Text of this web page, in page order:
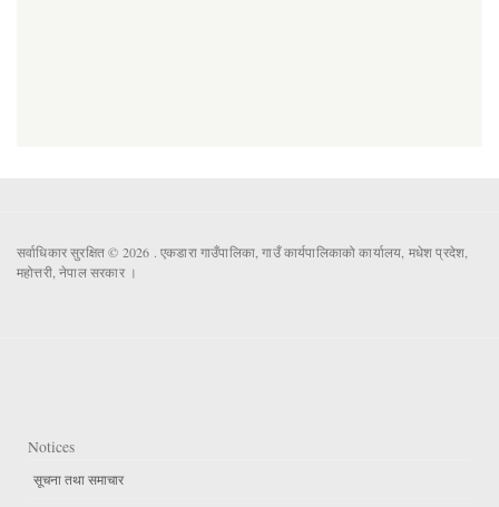
सर्वाधिकार सुरक्षित © 2026 . एकडारा गाउँपालिका, गाउँ कार्यपालिकाको कार्यालय, मधेश प्रदेश,
महोत्तरी, नेपाल सरकार ।
Notices
सूचना तथा समाचार